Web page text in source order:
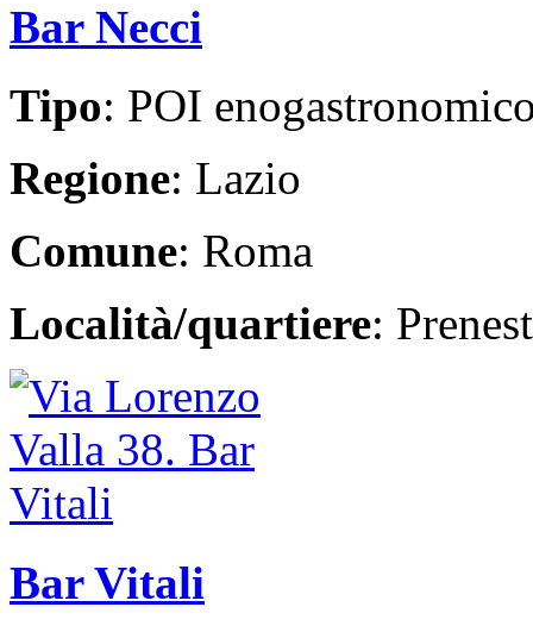
Bar Necci
Tipo: POI
Regione: Lazio
Comune: Roma
Località/quartiere:
Bar Vitali